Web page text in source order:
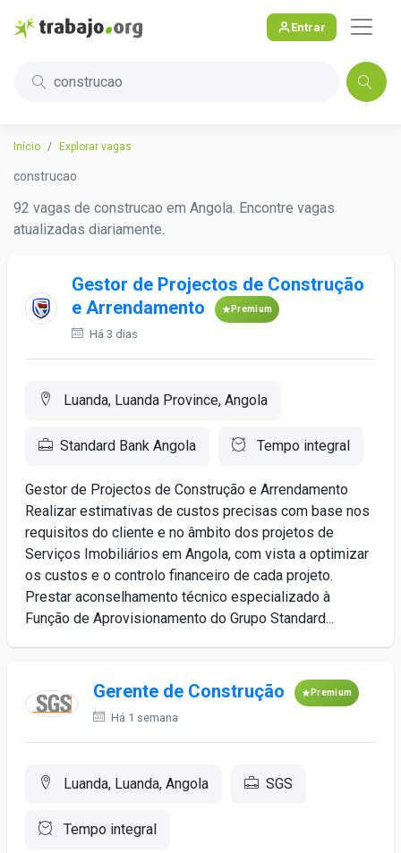
Entrar
construcao
Início Explorar vagas
construcao
92 vagas de construcao em Angola. Encontre vagas
atualizadas diariamente.
Gestor de Projectos de Construção
e Arrendamento
Premium
Há 3 dias
Luanda, Luanda Province, Angola
Standard Bank Angola Tempo integral
Gestor de Projectos de Construção e Arrendamento
Realizar estimativas de custos precisas com base nos
requisitos do cliente e no âmbito dos projetos de
Serviços Imobiliários em Angola, com vista a optimizar
os custos e o controlo financeiro de cada projeto.
Prestar aconselhamento técnico especializado à
Função de Aprovisionamento do Grupo Standard...
Gerente de Construção Premium
Há 1 semana
Luanda, Luanda, Angola SGS
Tempo integral